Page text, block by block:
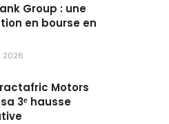
Group : une
en bourse en
2026
Motors
3ᵉ hausse